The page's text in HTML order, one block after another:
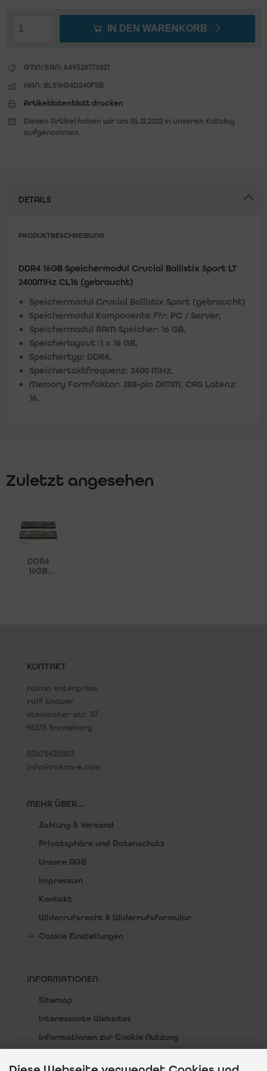
IN DEN WARENKORB
GTIN/EAN: 649528773821
HAN: BLS16G4D240FSB
Artikeldatenblatt drucken
Diesen Artikel haben wir am 05.12.2022 in unseren Katalog
aufgenommen.
DETAILS
PRODUKTBESCHREIBUNG
DDR4 16GB Speichermodul Crucial Ballistix Sport LT
2400MHz CL16 (gebraucht)
Speichermodul Crucial Ballistix Sport (gebraucht)
Speichermodul Komponente f?r: PC / Server,
Speichermodul RAM-Speicher: 16 GB,
Speicherlayout :1 x 16 GB,
Speichertyp: DDR4,
Speichertaktfrequenz: 2400 MHz,
Memory Formfaktor: 288-pin DIMM, CAS Latenz:
16.
Zuletzt angesehen
DDR4
16GB
KONTAKT
rakna enterprise
ralf knauer
steinacher str. 37
96515 Sonneberg
03675425503
info@rakna-e.com
MEHR ÜBER...
Zahlung & Versand
Privatsphäre und Datenschutz
Unsere AGB
Impressum
Kontakt
Widerrufsrecht & Widerrufsformular
Cookie Einstellungen
INFORMATIONEN
Sitemap
Interessante Websites
Informationen zur Cookie Nutzung